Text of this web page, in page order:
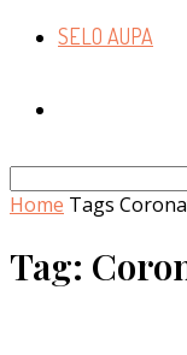
SELO AUPA
Home Tags
Tag: